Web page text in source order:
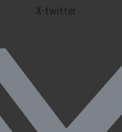
X-twitter